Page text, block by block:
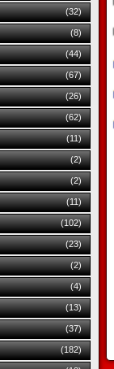
(32)
(8)
(44)
(67)
(26)
(62)
(11)
(2)
(2)
(11)
(102)
(23)
(2)
(4)
(13)
(37)
(182)